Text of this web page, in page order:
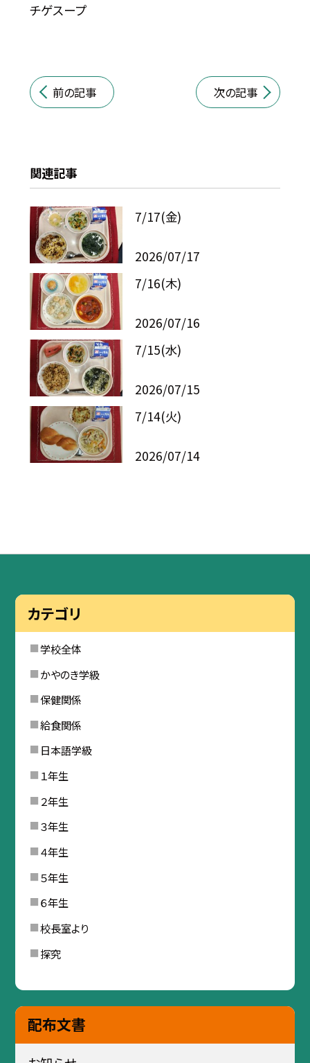
チゲスープ
前の記事 次の記事
関連記事
7/17(金)
2026/07/17
7/16(木)
2026/07/16
7/15(水)
2026/07/15
7/14(火)
2026/07/14
カテゴリ
学校全体
かやのき学級
保健関係
給食関係
日本語学級
１年生
２年生
３年生
４年生
５年生
６年生
校長室より
探究
配布文書